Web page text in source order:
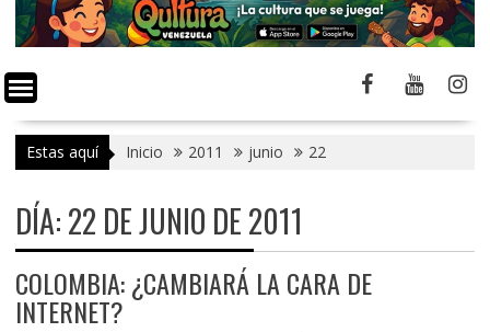
Estas aquí Inicio 2011 junio 22
DÍA:22 DE JUNIO DE 2011
COLOMBIA: ¿CAMBIARÁ LA CARA DE
INTERNET?